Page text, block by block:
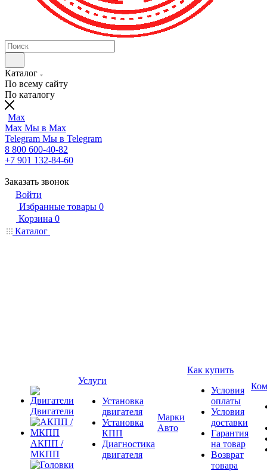
Каталог
По всему сайту
По каталогу
Max
Max Мы в Max
Telegram Мы в Telegram
8 800 600-40-82
+7 901 132-84-60
Заказать звонок
Войти
Избранные товары 0
Корзина 0
Каталог
Двигатели
АКПП /
МКПП
Услуги
Установка
двигателя
Установка
КПП
Диагностика
двигателя
Марки
Авто
Как купить
Условия
оплаты
Условия
доставки
Гарантия
на товар
Возврат
товара